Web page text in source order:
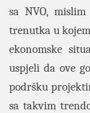
sa NVO,
trenutka u
ekonomske
uspjeli da ove
podršku
sa takvim